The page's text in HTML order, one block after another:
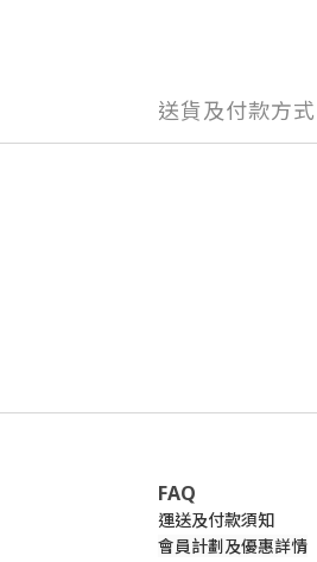
送貨及付款方式
FAQ
運送及付款須知
會員計劃及優惠詳情